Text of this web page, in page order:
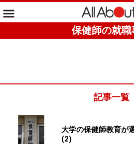
保健師の就職
記事一覧
大学の保健師教育が
(2)